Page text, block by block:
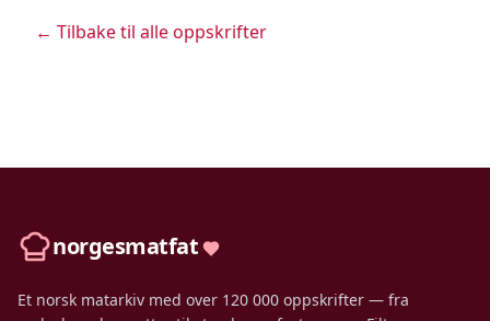
← Tilbake til alle oppskrifter
norgesmatfat
Et norsk matarkiv med over 120 000 oppskrifter — fra